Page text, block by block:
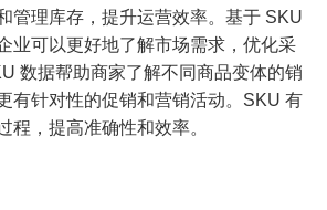
管理库存，提升运营效率。基于 SKU
业可以更好地了解市场需求，优化采
数据帮助商家了解不同商品变体的销
有针对性的促销和营销活动。SKU 有
程，提高准确性和效率。